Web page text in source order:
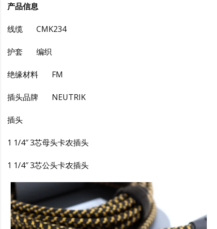
产品信息
线缆 CMK234
护套 编织
绝缘材料 FM
插头品牌 NEUTRIK
插头
1 1/4″ 3芯母头卡农插头
1 1/4″ 3芯公头卡农插头